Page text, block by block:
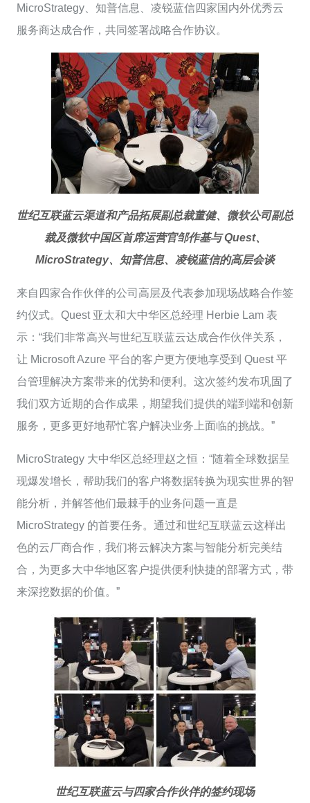
MicroStrategy、知普信息、凌锐蓝信四家国内外优秀云
服务商达成合作，共同签署战略合作协议。
世纪互联蓝云渠道和产品拓展副总裁董健、微软公司副总
裁及微软中国区首席运营官邹作基与 Quest、
MicroStrategy、知普信息、凌锐蓝信的高层会谈
来自四家合作伙伴的公司高层及代表参加现场战略合作签
约仪式。Quest 亚太和大中华区总经理 Herbie Lam 表
示：“我们非常高兴与世纪互联蓝云达成合作伙伴关系，
让 Microsoft Azure 平台的客户更方便地享受到 Quest 平
台管理解决方案带来的优势和便利。这次签约发布巩固了
我们双方近期的合作成果，期望我们提供的端到端和创新
服务，更多更好地帮忙客户解决业务上面临的挑战。”
MicroStrategy 大中华区总经理赵之恒：“随着全球数据呈
现爆发增长，帮助我们的客户将数据转换为现实世界的智
能分析，并解答他们最棘手的业务问题一直是
MicroStrategy 的首要任务。通过和世纪互联蓝云这样出
色的云厂商合作，我们将云解决方案与智能分析完美结
合，为更多大中华地区客户提供便利快捷的部署方式，带
来深挖数据的价值。”
世纪互联蓝云与四家合作伙伴的签约现场